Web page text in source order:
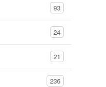
93
24
21
236